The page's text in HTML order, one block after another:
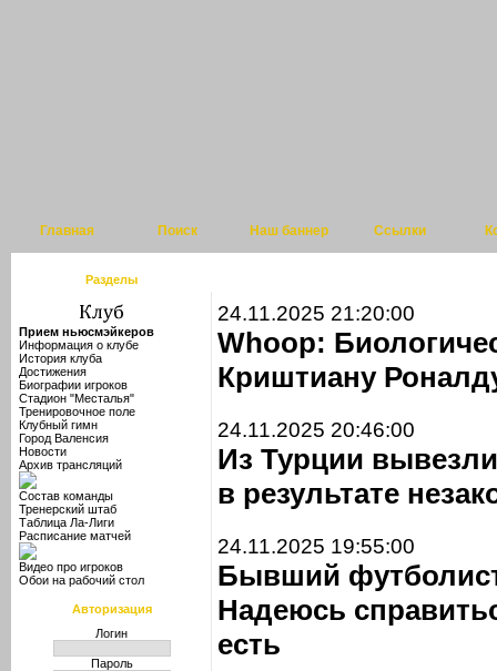
Главная Поиск Наш баннер Ссылки
Разделы
Прием ньюсмэйкеров
Информация о клубе
История клуба
Достижения
Биографии игроков
Стадион "Месталья"
Тренировочное поле
Клубный гимн
Город Валенсия
Новости
Архив трансляций
Состав команды
Тренерский штаб
Таблица Ла-Лиги
Расписание матчей
Видео про игроков
Обои на рабочий стол
Авторизация
Логин
Пароль
24.11.2025 21:20:00
Whoop:
Криштиану
24.11.2025 20:46:00
Из Турции
в результате
24.11.2025 19:55:00
Бывший
Надеюсь
есть